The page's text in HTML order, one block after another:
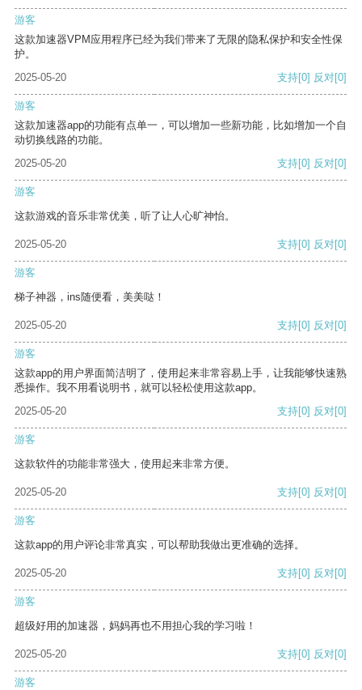
游客
这款加速器VPM应用程序已经为我们带来了无限的隐私保护和安全性保
护。
2025-05-20
支持[0] 反对[0]
游客
这款加速器app的功能有点单一，可以增加一些新功能，比如增加一个自
动切换线路的功能。
2025-05-20
支持[0] 反对[0]
游客
这款游戏的音乐非常优美，听了让人心旷神怡。
2025-05-20 支持[0] 反对[0]
游客
梯子神器，ins随便看，美美哒！
2025-05-20 支持[0] 反对[0]
游客
这款app的用户界面简洁明了，使用起来非常容易上手，让我能够快速熟
悉操作。我不用看说明书，就可以轻松使用这款app。
2025-05-20
支持[0] 反对[0]
游客
这款软件的功能非常强大，使用起来非常方便。
2025-05-20 支持[0] 反对[0]
游客
这款app的用户评论非常真实，可以帮助我做出更准确的选择。
2025-05-20 支持[0] 反对[0]
游客
超级好用的加速器，妈妈再也不用担心我的学习啦！
2025-05-20 支持[0] 反对[0]
游客